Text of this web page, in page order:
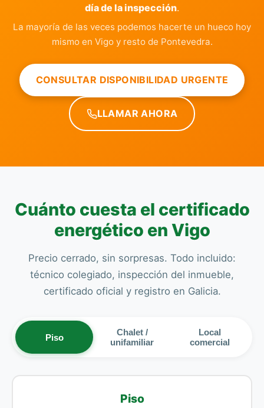
día de la inspección.
La mayoría de las veces podemos hacerte un hueco hoy
mismo en Vigo y resto de Pontevedra.
CONSULTAR DISPONIBILIDAD URGENTE
LLAMAR AHORA
Cuánto cuesta el certificado
energético en Vigo
Precio cerrado, sin sorpresas. Todo incluido:
técnico colegiado, inspección del inmueble,
certificado oficial y registro en Galicia.
Piso
Chalet /
unifamiliar
Local
comercial
Piso